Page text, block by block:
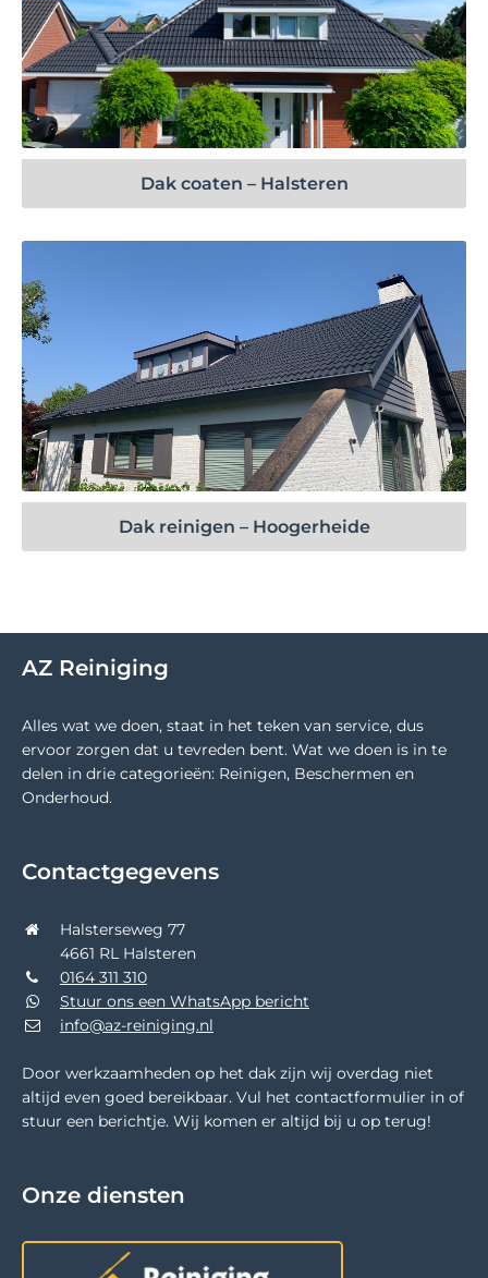
Bekijk project
Dak coaten – Halsteren
Bekijk project
Dak reinigen – Hoogerheide
AZ Reiniging
Alles wat we doen, staat in het teken van service, dus
ervoor zorgen dat u tevreden bent. Wat we doen is in te
delen in drie categorieën: Reinigen, Beschermen en
Onderhoud.
Contactgegevens
Halsterseweg 77
4661 RL Halsteren
0164 311 310
Stuur ons een WhatsApp bericht
info@az-reiniging.nl
Door werkzaamheden op het dak zijn wij overdag niet
altijd even goed bereikbaar. Vul het contactformulier in of
stuur een berichtje. Wij komen er altijd bij u op terug!
Onze diensten